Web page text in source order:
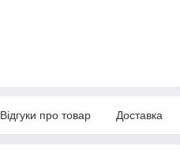
Відгуки про товар Доставка